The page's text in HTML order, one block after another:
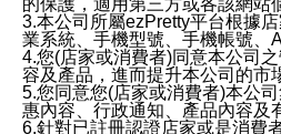
3.本公司所屬ezPretty平台根據
業系統、手機型號、手機帳號、
4.您(店家或消費者)同意本公司
容及產品，進而提升本公司的市
5.您同意您(店家或消費者)本公
惠內容、行政通知、產品內容及
6.針對已註冊認證店家或是消費